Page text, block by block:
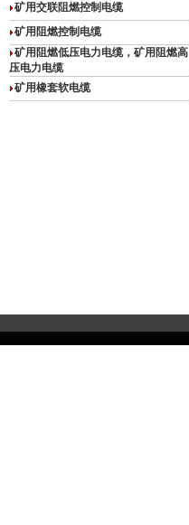
矿用交联阻燃控制电缆
矿用阻燃控制电缆
矿用阻燃低压电力电缆，矿用阻燃高
压电力电缆
矿用橡套软电缆